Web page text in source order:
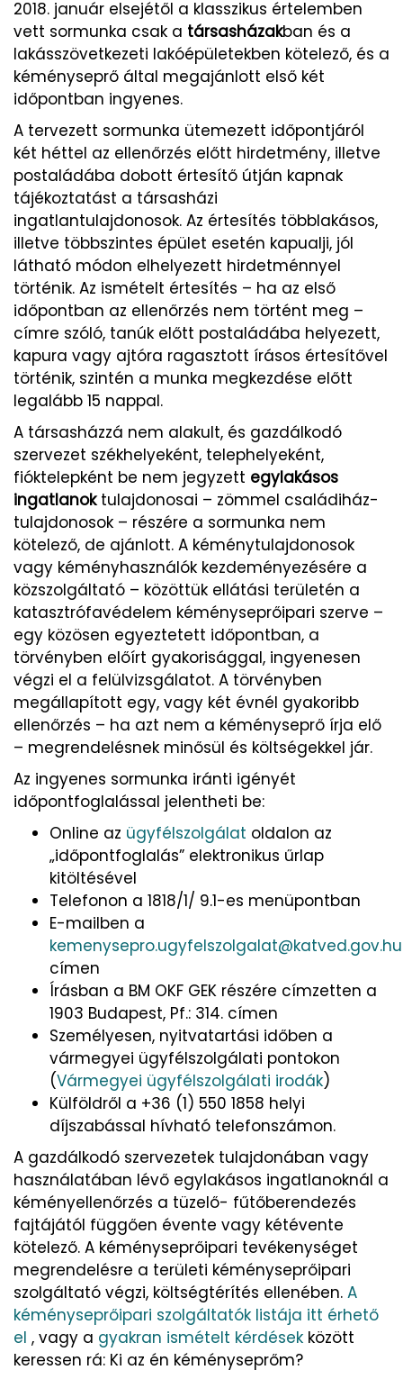
2018. január elsejétől a klasszikus értelemben
vett sormunka csak a társasházakban és a
lakásszövetkezeti lakóépületekben kötelező, és a
kéményseprő által megajánlott első két
időpontban ingyenes.
A tervezett sormunka ütemezett időpontjáról
két héttel az ellenőrzés előtt hirdetmény, illetve
postaládába dobott értesítő útján kapnak
tájékoztatást a társasházi
ingatlantulajdonosok. Az értesítés többlakásos,
illetve többszintes épület esetén kapualji, jól
látható módon elhelyezett hirdetménnyel
történik. Az ismételt értesítés – ha az első
időpontban az ellenőrzés nem történt meg –
címre szóló, tanúk előtt postaládába helyezett,
kapura vagy ajtóra ragasztott írásos értesítővel
történik, szintén a munka megkezdése előtt
legalább 15 nappal.
A társasházzá nem alakult, és gazdálkodó
szervezet székhelyeként, telephelyeként,
fióktelepként be nem jegyzett egylakásos
ingatlanoktulajdonosai – zömmel családiház-
tulajdonosok – részére a sormunka nem
kötelező, de ajánlott. A kéménytulajdonosok
vagy kéményhasználók kezdeményezésére a
közszolgáltató – közöttük ellátási területén a
katasztrófavédelem kéményseprőipari szerve –
egy közösen egyeztetett időpontban, a
törvényben előírt gyakorisággal, ingyenesen
végzi el a felülvizsgálatot. A törvényben
megállapított egy, vagy két évnél gyakoribb
ellenőrzés – ha azt nem a kéményseprő írja elő
– megrendelésnek minősül és költségekkel jár.
Az ingyenes sormunka iránti igényét
időpontfoglalással jelentheti be:
Online az ügyfélszolgálat oldalon az
„időpontfoglalás” elektronikus űrlap
kitöltésével
Telefonon a 1818/1/ 9.1-es menüpontban
E-mailben a
kemenysepro.ugyfelszolgalat@katved.gov.hu
címen
Írásban a BM OKF GEK részére címzetten a
1903 Budapest, Pf.: 314. címen
Személyesen, nyitvatartási időben a
vármegyei ügyfélszolgálati pontokon
(Vármegyei ügyfélszolgálati irodák)
Külföldről a +36 (1) 550 1858 helyi
díjszabással hívható telefonszámon.
A gazdálkodó szervezetek tulajdonában vagy
használatában lévő egylakásos ingatlanoknál a
kéményellenőrzés a tüzelő- fűtőberendezés
fajtájától függően évente vagy kétévente
kötelező. A kéményseprőipari tevékenységet
megrendelésre a területi kéményseprőipari
szolgáltató végzi, költségtérítés ellenében. A
kéményseprőipari szolgáltatók listája itt érhető
el , vagy a gyakran ismételt kérdések között
keressen rá: Ki az én kéményseprőm?